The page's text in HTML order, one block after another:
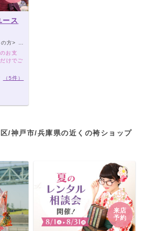
ス
『神和台口』下車(北へ徒歩5分)
お支
けでご
（5件）
/神戸市/兵庫県の近くの袴ショップ
来店
予約